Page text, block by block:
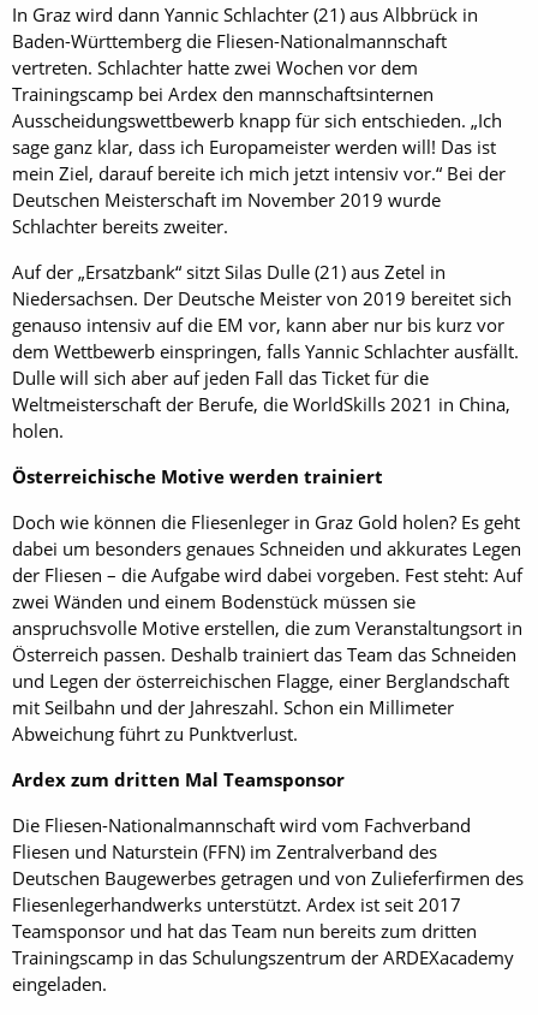
In Graz wird dann Yannic Schlachter (21) aus Albbrück in
Baden-Württemberg die Fliesen-Nationalmannschaft
vertreten. Schlachter hatte zwei Wochen vor dem
Trainingscamp bei Ardex den mannschaftsinternen
Ausscheidungswettbewerb knapp für sich entschieden. „Ich
sage ganz klar, dass ich Europameister werden will! Das ist
mein Ziel, darauf bereite ich mich jetzt intensiv vor.“ Bei der
Deutschen Meisterschaft im November 2019 wurde
Schlachter bereits zweiter.
Auf der „Ersatzbank“ sitzt Silas Dulle (21) aus Zetel in
Niedersachsen. Der Deutsche Meister von 2019 bereitet sich
genauso intensiv auf die EM vor, kann aber nur bis kurz vor
dem Wettbewerb einspringen, falls Yannic Schlachter ausfällt.
Dulle will sich aber auf jeden Fall das Ticket für die
Weltmeisterschaft der Berufe, die WorldSkills 2021 in China,
holen.
Österreichische Motive werden trainiert
Doch wie können die Fliesenleger in Graz Gold holen? Es geht
dabei um besonders genaues Schneiden und akkurates Legen
der Fliesen – die Aufgabe wird dabei vorgeben. Fest steht: Auf
zwei Wänden und einem Bodenstück müssen sie
anspruchsvolle Motive erstellen, die zum Veranstaltungsort in
Österreich passen. Deshalb trainiert das Team das Schneiden
und Legen der österreichischen Flagge, einer Berglandschaft
mit Seilbahn und der Jahreszahl. Schon ein Millimeter
Abweichung führt zu Punktverlust.
Ardex zum dritten Mal Teamsponsor
Die Fliesen-Nationalmannschaft wird vom Fachverband
Fliesen und Naturstein (FFN) im Zentralverband des
Deutschen Baugewerbes getragen und von Zulieferfirmen des
Fliesenlegerhandwerks unterstützt. Ardex ist seit 2017
Teamsponsor und hat das Team nun bereits zum dritten
Trainingscamp in das Schulungszentrum der ARDEXacademy
eingeladen.